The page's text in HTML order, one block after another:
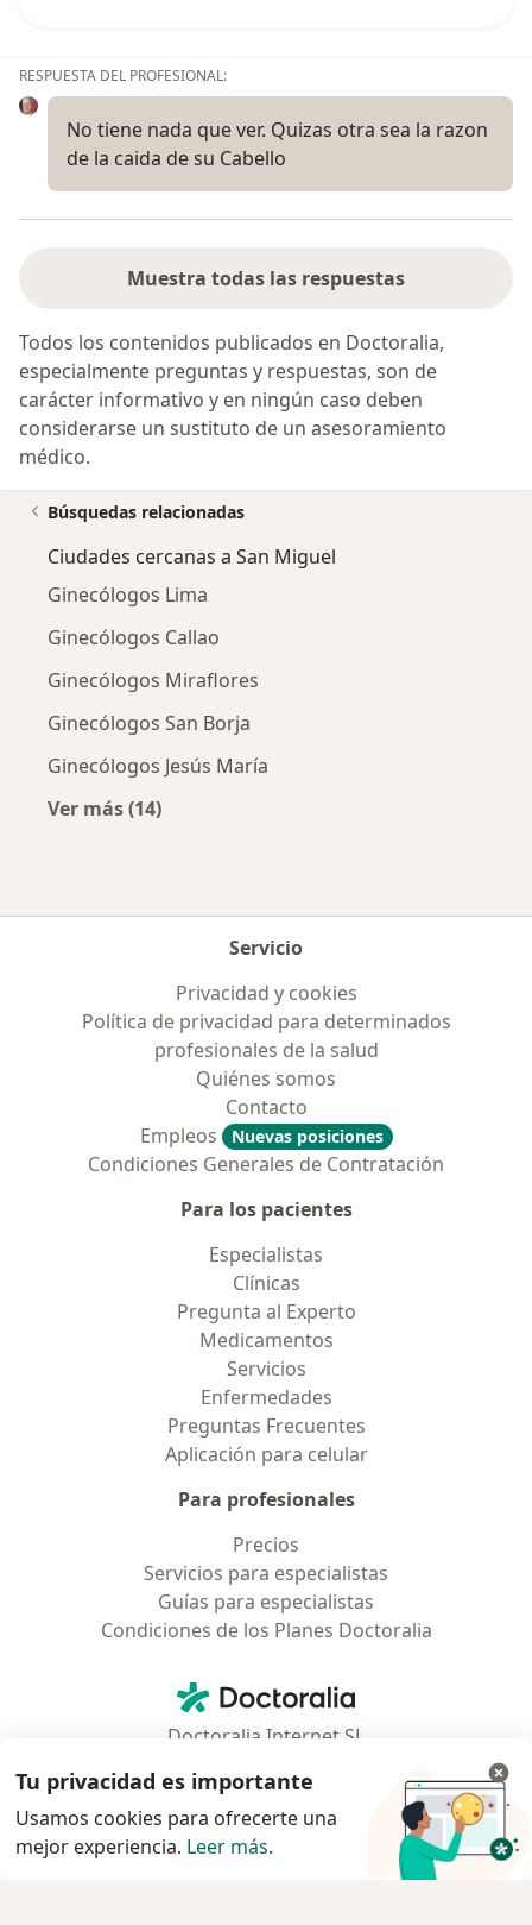
RESPUESTA DEL PROFESIONAL:
No tiene nada que ver. Quizas otra sea la razon
de la caida de su Cabello
Muestra todas las respuestas
Todos los contenidos publicados en Doctoralia,
especialmente preguntas y respuestas, son de
carácter informativo y en ningún caso deben
considerarse un sustituto de un asesoramiento
médico.
Búsquedas relacionadas
Ciudades cercanas a San Miguel
Ginecólogos Lima
Ginecólogos Callao
Ginecólogos Miraflores
Ginecólogos San Borja
Ginecólogos Jesús María
Ver más (14)
Servicio
Privacidad y cookies
Política de privacidad para determinados
profesionales de la salud
Quiénes somos
Contacto
Empleos
Nuevas posiciones
Condiciones Generales de Contratación
Para los pacientes
Especialistas
Clínicas
Pregunta al Experto
Medicamentos
Servicios
Enfermedades
Preguntas Frecuentes
Aplicación para celular
Para profesionales
Precios
Servicios para especialistas
Guías para especialistas
Condiciones de los Planes Doctoralia
Doctoralia - Página de inicio
Doctoralia Internet SL
08019 Barcelona, Spain
Tu privacidad es importante
Usamos cookies para ofrecerte una
mejor experiencia. Leer más.